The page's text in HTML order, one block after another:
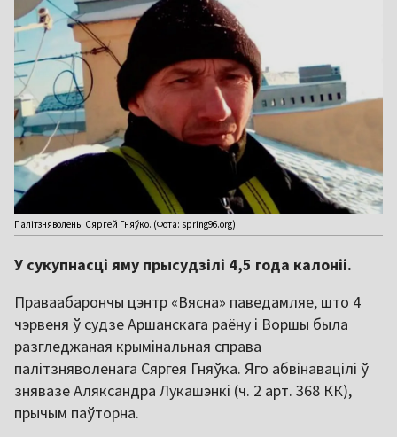
Палітзняволены Сяргей Гняўко. (Фота: spring96.org)
У сукупнасці яму прысудзілі 4,5 года калоніі.
Праваабарончы цэнтр «Вясна» паведамляе, што 4
чэрвеня ў судзе Аршанскага раёну і Воршы была
разгледжаная крымінальная справа
палітзняволенага Сяргея Гняўка. Яго абвінавацілі ў
знявазе Аляксандра Лукашэнкі (ч. 2 арт. 368 КК),
прычым паўторна.